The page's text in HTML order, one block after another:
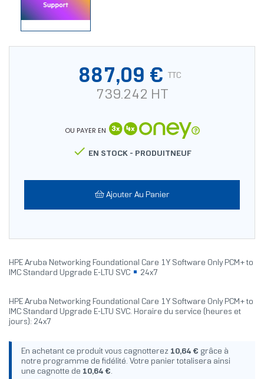
887,09 € TTC
739.242 HT
OU PAYER EN
 EN STOCK - PRODUITNEUF
Ajouter Au Panier
HPE Aruba Networking Foundational Care 1Y Software Only PCM+ to
IMC Standard Upgrade E-LTU SVC
24x7
HPE Aruba Networking Foundational Care 1Y Software Only PCM+ to
IMC Standard Upgrade E-LTU SVC. Horaire du service (heures et
jours): 24x7
En achetant ce produit vous cagnotterez 10,64 € grâce à
notre programme de fidélité. Votre panier totalisera ainsi
une cagnotte de 10,64 €.